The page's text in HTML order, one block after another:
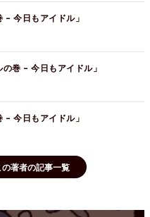
– 今日もアイドル」
巻 – 今日もアイドル」
– 今日もアイドル」
の著者の記事一覧